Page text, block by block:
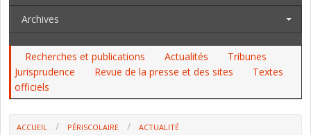
Archives
Recherches et publications Actualités
Tribunes
Jurisprudence
Revue de la presse et des sites
Textes
officiels
ACCUEIL PÉRISCOLAIRE ACTUALITÉ